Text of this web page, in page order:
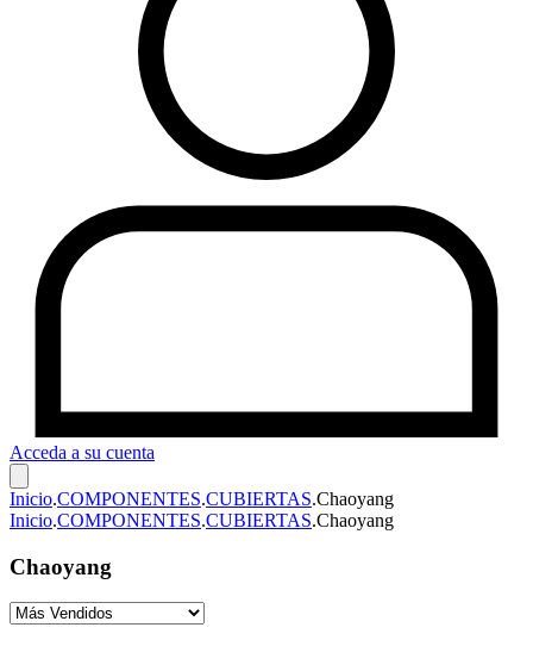
Acceda a su cuenta
Inicio.COMPONENTES.CUBIERTAS.Chaoyang
Inicio.COMPONENTES.CUBIERTAS.Chaoyang
Chaoyang